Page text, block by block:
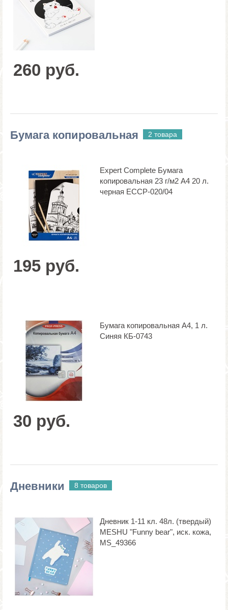
260 руб.
Бумага копировальная 2 товара
Expert Complete Бумага
копировальная 23 г/м2 A4 20 л.
черная ECCP-020/04
195 руб.
Бумага копировальная А4, 1 л.
Синяя КБ-0743
30 руб.
Дневники 8 товаров
Дневник 1-11 кл. 48л. (твердый)
MESHU "Funny bear", иск. кожа,
MS_49366